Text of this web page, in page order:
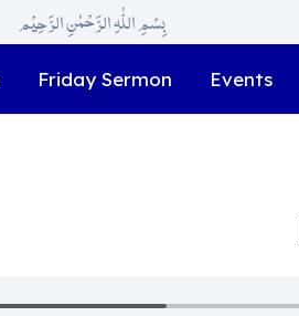
بِسْمِ اللّٰہِ الرَّحْمٰنِ الرَّحِیْم
Friday Sermon Events